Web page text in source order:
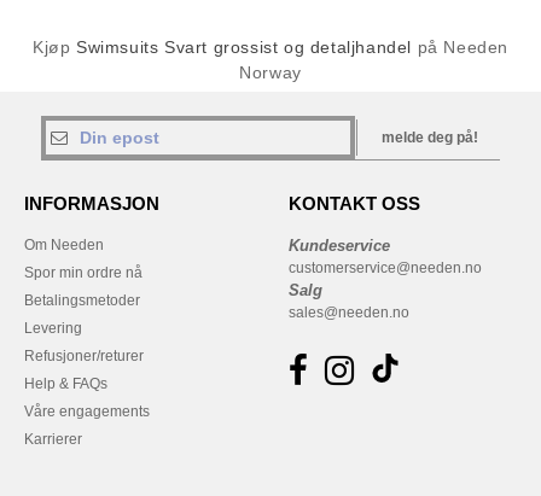
Kjøp Swimsuits Svart grossist og detaljhandel på Needen
Norway
melde deg på!
INFORMASJON
Om Needen
Spor min ordre nå
Betalingsmetoder
Levering
Refusjoner/returer
Help & FAQs
Våre engagements
Karrierer
KONTAKT OSS
Kundeservice
customerservice@needen.no
Salg
sales@needen.no